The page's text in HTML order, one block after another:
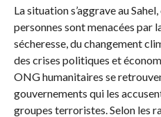
La situation s’aggrave au
personnes sont menacées par
sécheresse, du changement
des crises politiques et
ONG humanitaires se
gouvernements qui les
groupes terroristes. Selon les